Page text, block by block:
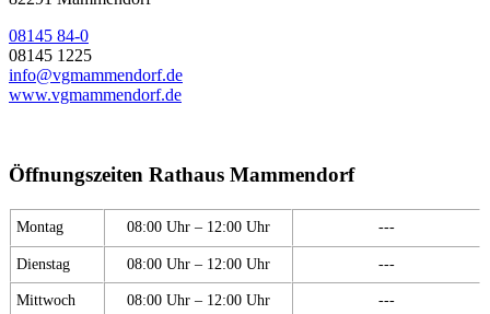
08145 84-0
08145 1225
info@vgmammendorf.de
www.vgmammendorf.de
Öffnungszeiten Rathaus Mammendorf
Montag 08:00 Uhr – 12:00 Uhr ---
Dienstag 08:00 Uhr – 12:00 Uhr ---
Mittwoch 08:00 Uhr – 12:00 Uhr ---